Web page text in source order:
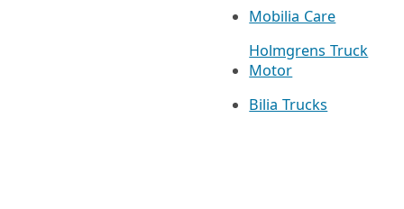
Mobilia Care
Holmgrens Truck
Motor
Bilia Trucks